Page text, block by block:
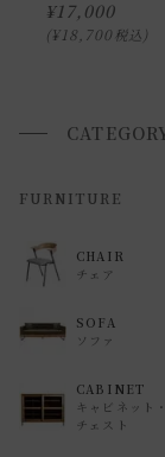
また、 日曜・祝日
いませ 。
返品・交換に
ご覧ください。
¥17,000
¥18,700 税込
FURNITURE
CHAIR
チェア
SOFA
ソファ
CABINET
キャビネット・
チェスト